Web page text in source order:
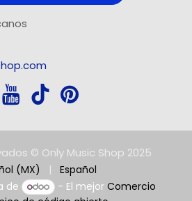
© Only Music Shop 2025
(MX) |
Español
de
- El mejorComercio